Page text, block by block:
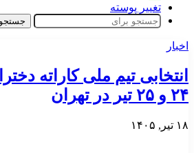
تغییر پوسته
اخبار
انتخابی تیم ملی کاراته
۲۴ و ۲۵ تیر در تهران
۱۸ تیر, ۱۴۰۵